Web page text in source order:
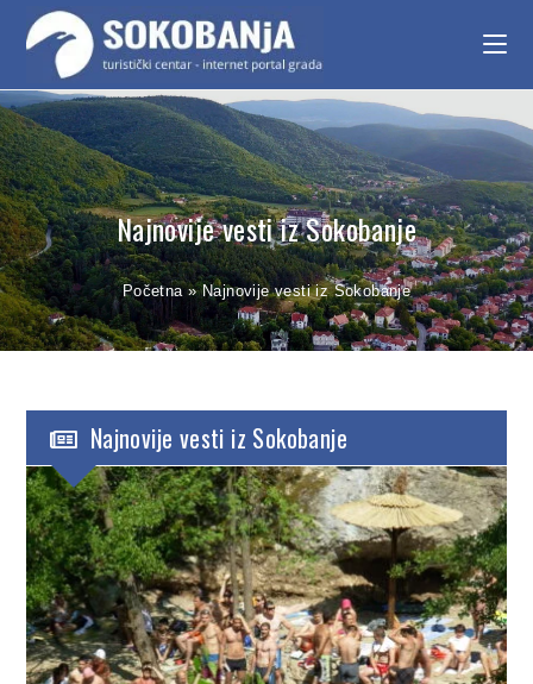
Najnovije vesti iz Sokobanje
Početna»Najnovije vesti iz Sokobanje
Najnovije vesti iz Sokobanje